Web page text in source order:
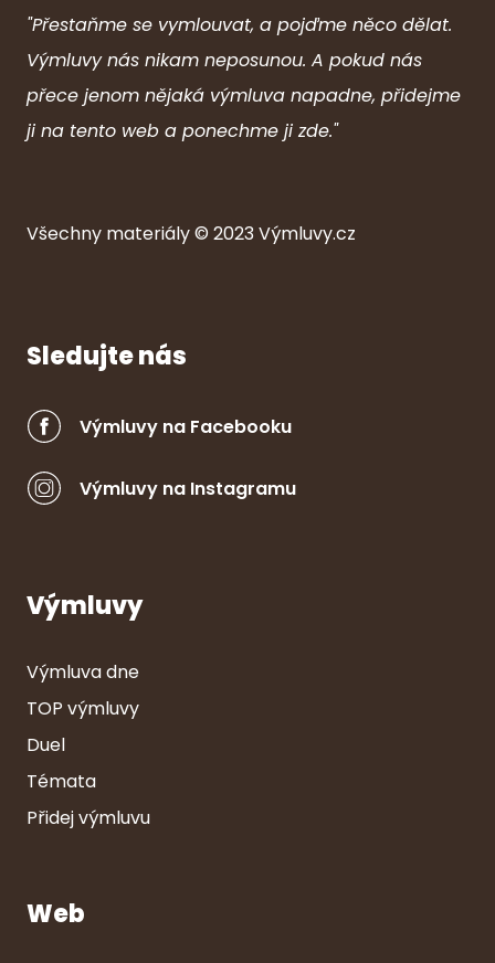
"Přestaňme se vymlouvat, a pojďme něco dělat.
Výmluvy nás nikam neposunou. A pokud nás
přece jenom nějaká výmluva napadne, přidejme
ji na tento web a ponechme ji zde."
Všechny materiály © 2023Výmluvy.cz
Sledujte nás
Výmluvy na Facebooku
Výmluvy na Instagramu
Výmluvy
Výmluva dne
TOP výmluvy
Duel
Témata
Přidej výmluvu
Web